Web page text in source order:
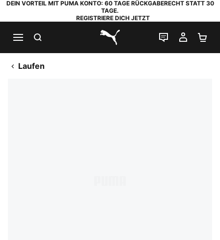
DEIN VORTEIL MIT PUMA KONTO: 60 TAGE RÜCKGABERECHT STATT 30
TAGE.
REGISTRIERE DICH JETZT
PUMA.com
LIVE-CHAT
MEIN
Laufen